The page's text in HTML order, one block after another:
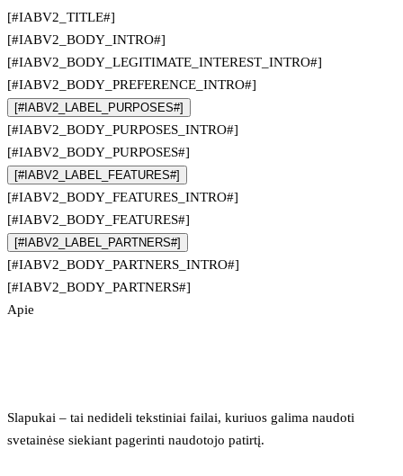
[#IABV2_TITLE#]
[#IABV2_BODY_INTRO#]
[#IABV2_BODY_LEGITIMATE_INTEREST_INTRO#]
[#IABV2_BODY_PREFERENCE_INTRO#]
[#IABV2_LABEL_PURPOSES#]
[#IABV2_BODY_PURPOSES_INTRO#]
[#IABV2_BODY_PURPOSES#]
[#IABV2_LABEL_FEATURES#]
[#IABV2_BODY_FEATURES_INTRO#]
[#IABV2_BODY_FEATURES#]
[#IABV2_LABEL_PARTNERS#]
[#IABV2_BODY_PARTNERS_INTRO#]
[#IABV2_BODY_PARTNERS#]
Apie
Slapukai – tai nedideli tekstiniai failai, kuriuos galima naudoti
svetainėse siekiant pagerinti naudotojo patirtį.